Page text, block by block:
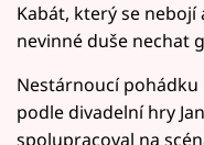
Kabát, který se
nevinné duše nechat
Nestárnoucí pohádku
podle divadelní hry
spolupracoval na